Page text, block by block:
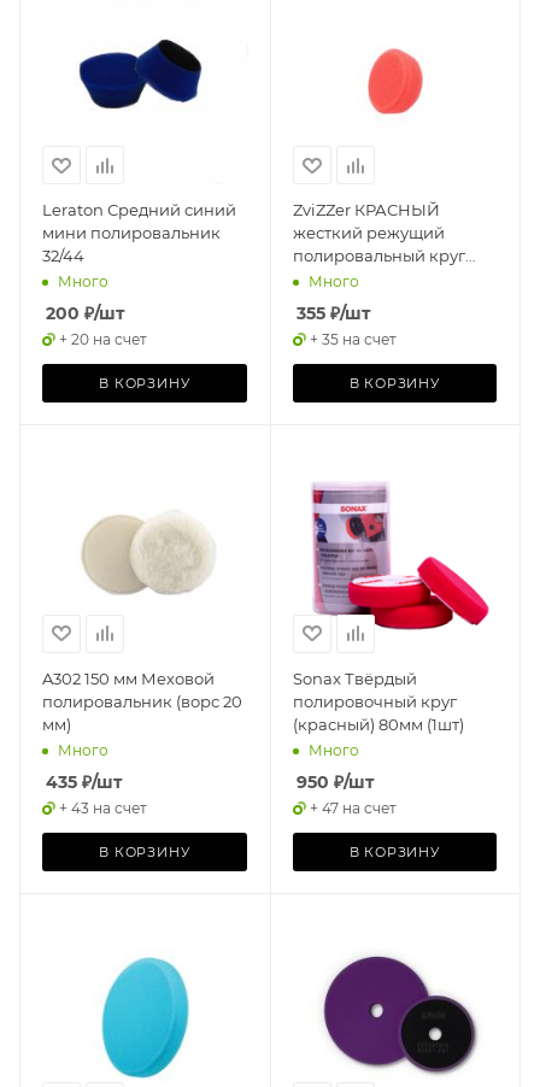
Leraton Средний синий
мини полировальник
32/44
Много
200 ₽/шт
+ 20 на счет
В КОРЗИНУ
ZviZZer КРАСНЫЙ
жесткий режущий
полировальный круг
"ТРАПЕЦИЯ" 40/20/30
Много
355₽/шт
+ 35 на счет
В КОРЗИНУ
A302 150 мм Меховой
полировальник (ворс 20
мм)
Много
435 ₽/шт
+ 43 на счет
В КОРЗИНУ
Sonax Твёрдый
полировочный круг
(красный) 80мм (1шт)
Много
950 ₽/шт
+ 47 на счет
В КОРЗИНУ